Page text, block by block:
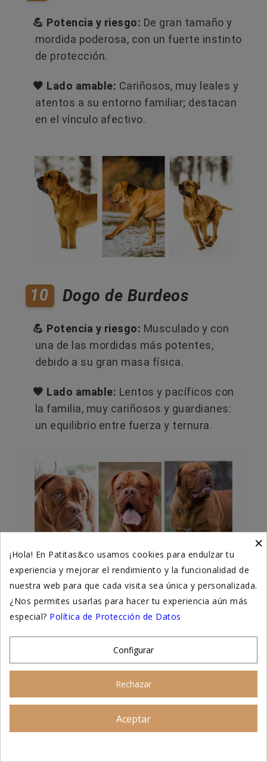
💪 Potencia y riesgo: De gran tamaño y
mordida poderosa, con un fuerte instinto
de protección.
🤎 Lado amable: Cariñosos, muy leales y
atentos a su entorno familiar; destacan
en el vínculo afectivo.
10 Dogo de Burdeos
💪 Potencia y riesgo: Musculado y con
una de las mordidas más potentes,
debido a su gran masa física.
🤎 Lado amable: Lentos y pacíficos con
la familia, muy cariñosos y guardianes:
un equilibrio entre fuerza y ternura.
🧠 Reflexión clave
físicas que pueden derivar en
comportamientos peligrosossolo si no se
gestionan adecuadamente
Pero esto no les hace inherentemente
tienen un corazón dulce
Asesoramiento personalizado
×
¡Hola! En Patitas&co usamos cookies para endulzar tu
experiencia y mejorar el rendimiento y la funcionalidad de
nuestra web para que cada visita sea única y personalizada.
¿Nos permites usarlas para hacer tu experiencia aún más
especial? Política de Protección de Datos
Configurar
Rechazar
Aceptar